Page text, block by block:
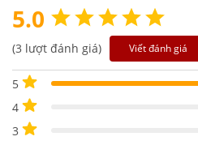
5.0
(3 lượt đánh giá) Viết đánh giá
5
4
3